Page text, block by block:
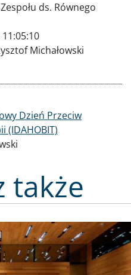
ds. Równego
Michałowski
Dzień Przeciw
(IDAHOBIT)
także